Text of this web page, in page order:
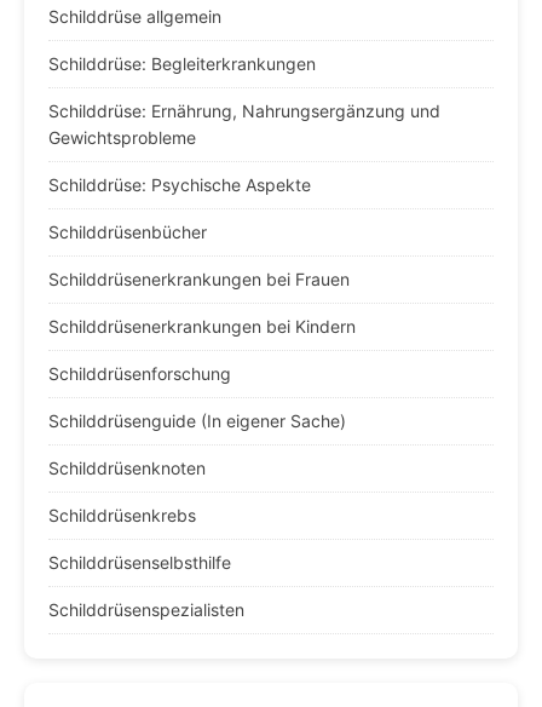
Schilddrüse allgemein
Schilddrüse: Begleiterkrankungen
Schilddrüse: Ernährung, Nahrungsergänzung und
Gewichtsprobleme
Schilddrüse: Psychische Aspekte
Schilddrüsenbücher
Schilddrüsenerkrankungen bei Frauen
Schilddrüsenerkrankungen bei Kindern
Schilddrüsenforschung
Schilddrüsenguide (In eigener Sache)
Schilddrüsenknoten
Schilddrüsenkrebs
Schilddrüsenselbsthilfe
Schilddrüsenspezialisten